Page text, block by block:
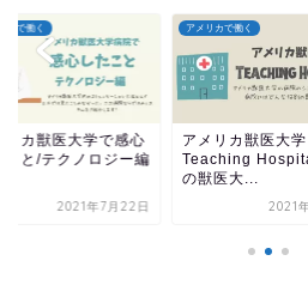
心
編
アメリカ獣医大学
Teaching Hospital/日本
【ア
医さ
グ